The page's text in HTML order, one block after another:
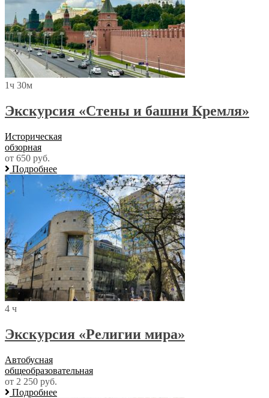
1ч 30м
Экскурсия «Стены и башни Кремля»
Историческая
обзорная
от 650 руб.
Подробнее
4 ч
Экскурсия «Религии мира»
Автобусная
общеобразовательная
от 2 250 руб.
Подробнее